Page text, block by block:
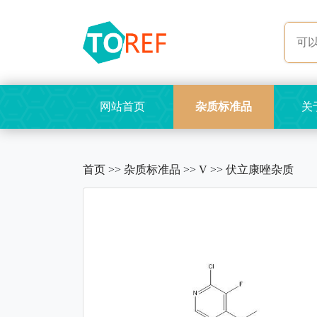
网站首页 杂质标准品 关
首页 >> 杂质标准品 >> V >> 伏立康唑杂质